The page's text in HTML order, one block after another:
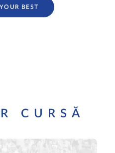
BEST
CURSĂ